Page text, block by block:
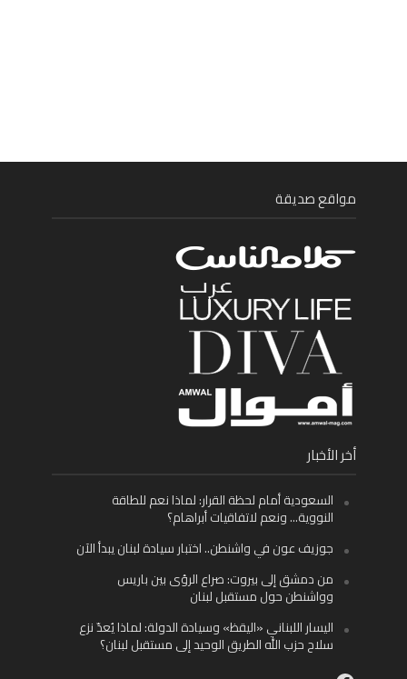
مواقع صديقة
أخر الأخبار
السعودية أمام لحظة القرار: لماذا نعم للطاقة
النووية… ونعم لاتفاقيات أبراهام؟
جوزيف عون في واشنطن.. اختبار سيادة لبنان يبدأ الآن
من دمشق إلى بيروت: صراع الرؤى بين باريس
وواشنطن حول مستقبل لبنان
اليسار اللبناني «اليقظ» وسيادة الدولة: لماذا يُعدّ نزع
سلاح حزب الله الطريق الوحيد إلى مستقبل لبنان؟